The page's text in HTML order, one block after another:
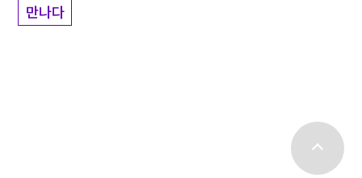
만나다